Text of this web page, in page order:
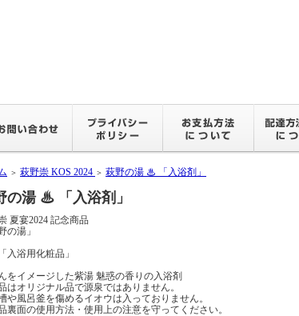
＞ 萩野崇 KOS 2024 ＞ 萩野の湯 ♨ 「入浴剤」
の湯 ♨ 「入浴剤」
夏宴2024 記念商品
の湯」
入浴用化粧品」
をイメージした紫湯 魅惑の香りの入浴剤
はオリジナル品で源泉ではありません。
や風呂釜を傷めるイオウは入っておりません。
裏面の使用方法・使用上の注意を守ってください。